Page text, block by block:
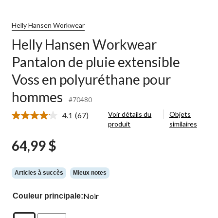
Helly Hansen Workwear
Helly Hansen Workwear
Pantalon de pluie extensible
Voss en polyuréthane pour
hommes
#70480
4.1 Lire
la
même
page.
(67)
Voir détails du
produit
Objets
similaires
64,99 $
Articles à succès Mieux notes
Couleur principale:Noir